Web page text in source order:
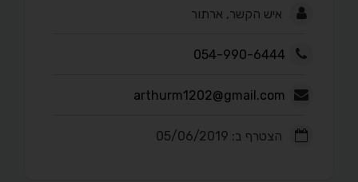
איש הקשר, ארתור
054-990-6444
arthurm1202@gmail.com
הצטרף ב: 05/06/2019